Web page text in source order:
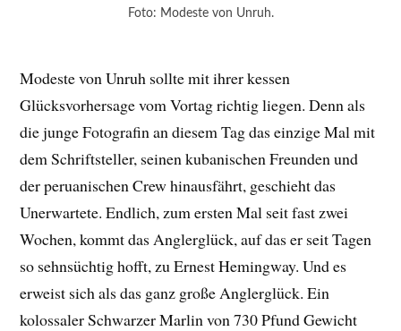
Foto: Modeste von Unruh.
Modeste von Unruh sollte mit ihrer kessen
Glücksvorhersage vom Vortag richtig liegen. Denn als
die junge Fotografin an diesem Tag das einzige Mal mit
dem Schriftsteller, seinen kubanischen Freunden und
der peruanischen Crew hinausfährt, geschieht das
Unerwartete. Endlich, zum ersten Mal seit fast zwei
Wochen, kommt das Anglerglück, auf das er seit Tagen
so sehnsüchtig hofft, zu Ernest Hemingway. Und es
erweist sich als das ganz große Anglerglück. Ein
kolossaler Schwarzer Marlin von 730 Pfund Gewicht